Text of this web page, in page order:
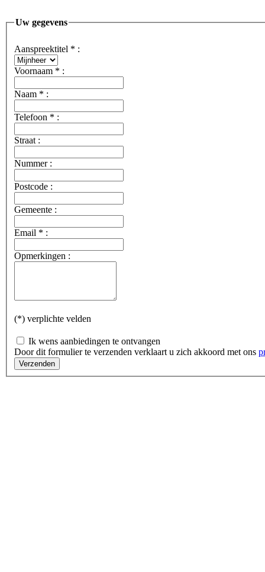
Uw gegevens
Aanspreektitel * :
Voornaam * :
Naam * :
Telefoon * :
Straat :
Nummer :
Postcode :
Gemeente :
Email * :
Opmerkingen :
(*) verplichte velden
Ik wens aanbiedingen te ontvangen
Door dit formulier te verzenden verklaart u zich akkoord met ons
Verzenden